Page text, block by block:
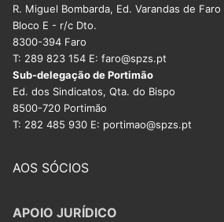
R. Miguel Bombarda, Ed. Varandas de Faro
Bloco E - r/c Dto.
8300-394 Faro
T: 289 823 154 E: faro@spzs.pt
Sub-delegação de Portimão
Ed. dos Sindicatos, Qta. do Bispo
8500-720 Portimão
T: 282 485 930 E: portimao@spzs.pt
AOS SÓCIOS
APOIO JURÍDICO